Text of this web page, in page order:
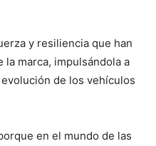
y resiliencia que han
marca, impulsándola a
de los vehículos
en el mundo de las